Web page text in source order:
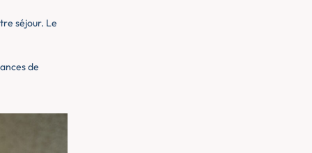
séjour. Le
de